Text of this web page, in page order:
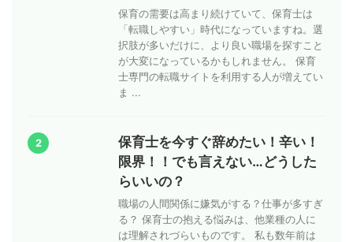
保育の需要は高まり続けていて、保育士は
「転職しやすい」時代になっていますね。選
択肢が多いだけに、より良い職場を探すこと
が大変になっているかもしれません。 保育
士専門の転職サイトを利用する人が増えてい
ま ...
2
保育士を今すぐ辞めたい！辛い！
限界！！でも言えない…どうした
らいいの？
職場の人間関係に嫌気がする？仕事が多すぎ
る？ 保育士の抱える悩みは、他業種の人に
は理解されづらいものです。 私も数年前は